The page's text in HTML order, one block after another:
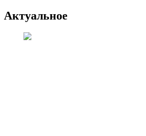
Актуальное